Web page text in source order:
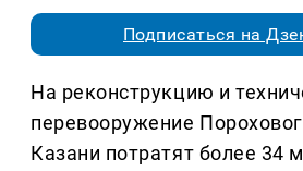
Подписаться на
На реконструкцию и
перевооружение
Казани потратят более 34